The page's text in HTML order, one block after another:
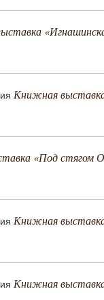
Книжная
«Под стягом
Книжная
Книжная